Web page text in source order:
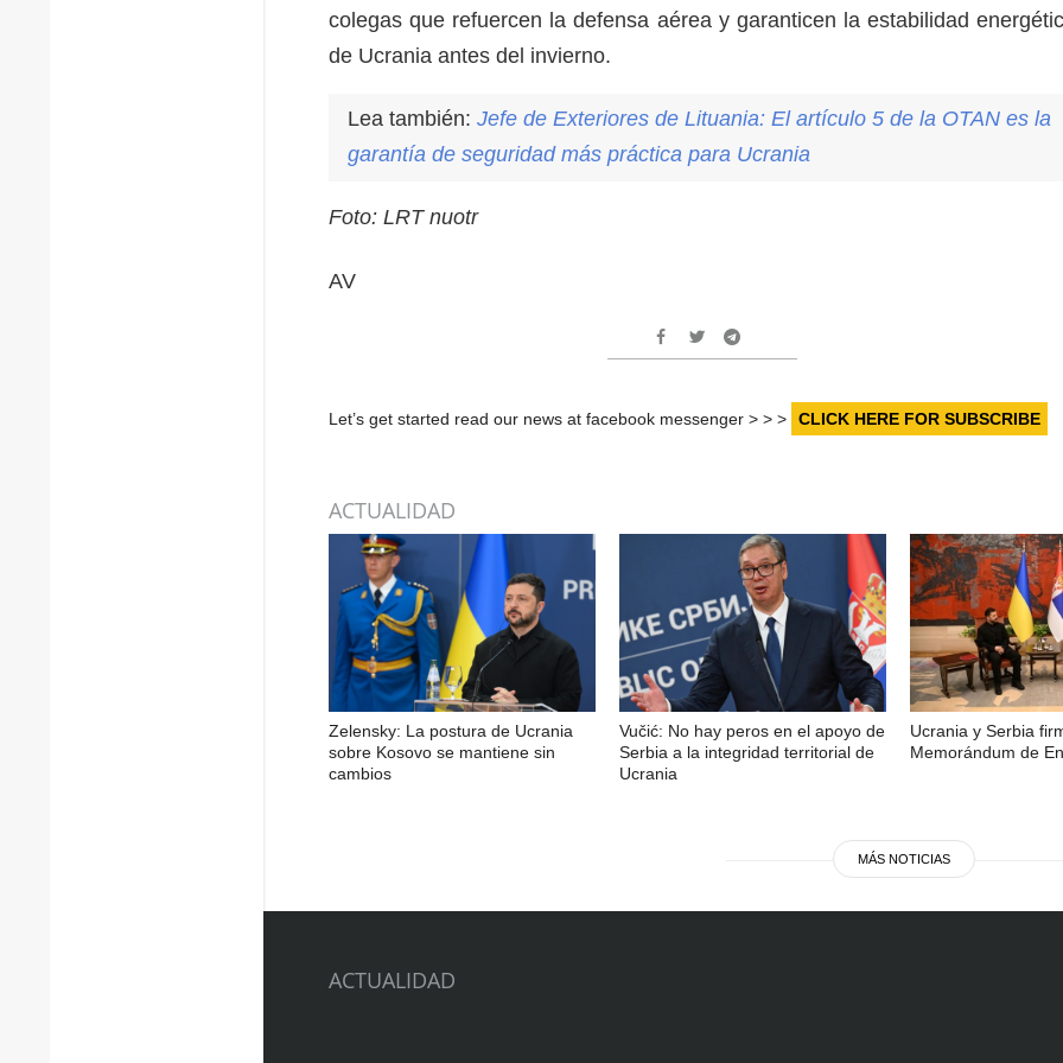
colegas que refuercen la defensa aérea y garanticen la estabilidad
de Ucrania antes del invierno.
Lea también: Jefe de Exteriores de Lituania: El artículo 5 de la OTAN es la
garantía de seguridad más práctica para Ucrania
Foto: LRT nuotr
AV
Let’s get started read our news at facebook messenger > > > CLICK HERE FOR SUBSCRIBE
ACTUALIDAD
Zelensky: La postura de Ucrania
sobre Kosovo se mantiene sin
cambios
Vučić: No hay peros en el apoyo de
Serbia a la integridad territorial de
Ucrania
Ucrania y Serbia
Memorándum de
MÁS NOTICIAS
ACTUALIDAD